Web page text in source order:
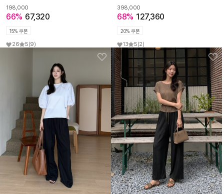
198,000
66% 67,320
15% 쿠폰
26 5(9)
398,000
68% 127,360
20% 쿠폰
13 5(2)